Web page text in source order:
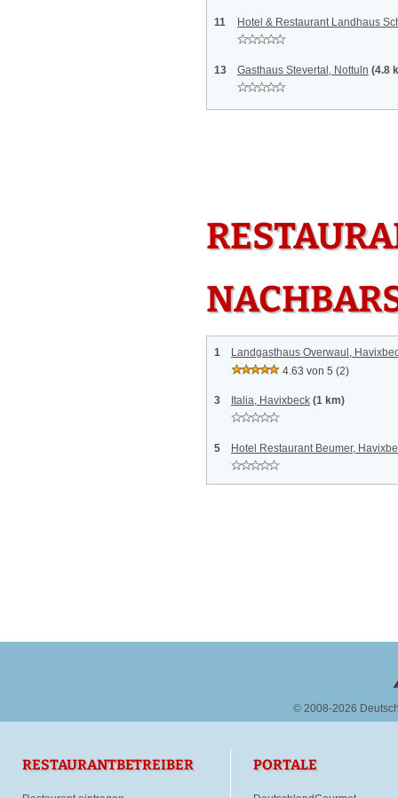
11 Hotel & Restaurant Landhaus
13 Gasthaus Stevertal, Nottuln (4.8
1
Landgasthaus Overwaul,
4.63 von 5 (2)
3 Italia, Havixbeck (1 km)
5 Hotel Restaurant Beumer,
© 2008-2026
RESTAURANTBETREIBER PORTALE